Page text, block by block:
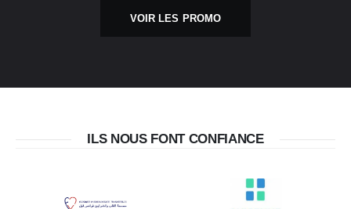
VOIR LES PROMO
ILS NOUS FONT CONFIANCE